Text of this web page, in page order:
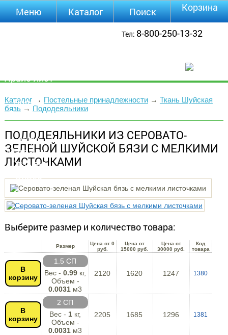
Тел: 8-800-250-13-32
Каталог→ Постельные принадлежности→ Ткань Шуйская
бязь→ Пододеяльники
ПОДОДЕЯЛЬНИКИ ИЗ СЕРОВАТО-
ЗЕЛЕНОЙ ШУЙСКОЙ БЯЗИ С МЕЛКИМИ
ЛИСТОЧКАМИ
Выберите размер и количество товара:
Размер
Цена от 0
руб.
Цена от
15000 руб.
Цена от
30000 руб.
Код
товара
В
корзину
1.5 СП
Вес -0.99 кг,
Объем -
0.0031 м3
2120 1620 1247 1380
В
корзину
2 СП
Вес - 1 кг,
Объем -
0.0031 м3
2205 1685 1296 1381
Меню
Прайс-лист
Оплата
Доставка
инфа
Магазины
Отзывы
Видео
Каталог Поиск Корзина